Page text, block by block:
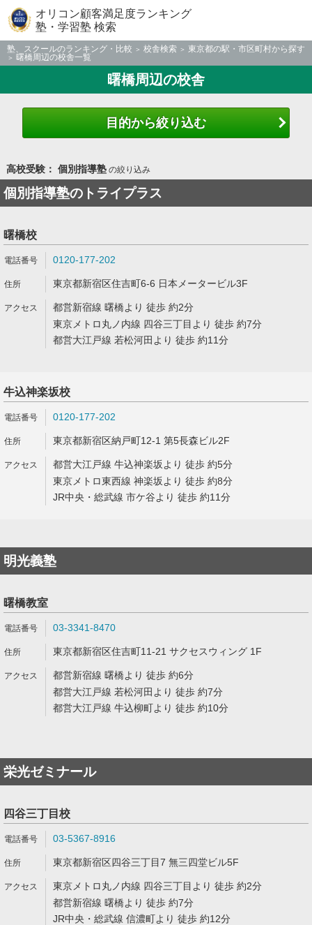
オリコン顧客満足度ランキング
塾・学習塾 検索
塾、スクールのランキング・比較 校舎検索
東京都の駅・市区町村から探す
曙橋周辺の校舎一覧
曙橋周辺の校舎
目的から絞り込む
高校受験： 個別指導塾の絞り込み
個別指導塾のトライプラス
曙橋校
0120-177-202
東京都新宿区住吉町6-6 日本メータービル3F
都営新宿線 曙橋より 徒歩 約2分
東京メトロ丸ノ内線 四谷三丁目より 徒歩 約7分
都営大江戸線 若松河田より 徒歩 約11分
牛込神楽坂校
0120-177-202
東京都新宿区納戸町12-1 第5長森ビル2F
都営大江戸線 牛込神楽坂より 徒歩 約5分
東京メトロ東西線 神楽坂より 徒歩 約8分
JR中央・総武線 市ケ谷より 徒歩 約11分
明光義塾
曙橋教室
03-3341-8470
東京都新宿区住吉町11-21 サクセスウィング 1F
都営新宿線 曙橋より 徒歩 約6分
都営大江戸線 若松河田より 徒歩 約7分
都営大江戸線 牛込柳町より 徒歩 約10分
栄光ゼミナール
四谷三丁目校
03-5367-8916
東京都新宿区四谷三丁目7 無三四堂ビル5F
東京メトロ丸ノ内線 四谷三丁目より 徒歩 約2分
都営新宿線 曙橋より 徒歩 約7分
JR中央・総武線 信濃町より 徒歩 約12分